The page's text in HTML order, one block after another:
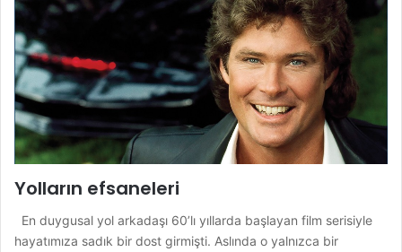
Yolların efsaneleri
En duygusal yol arkadaşı 60’lı yıllarda başlayan film serisiyle
hayatımıza sadık bir dost girmişti. Aslında o yalnızca bir